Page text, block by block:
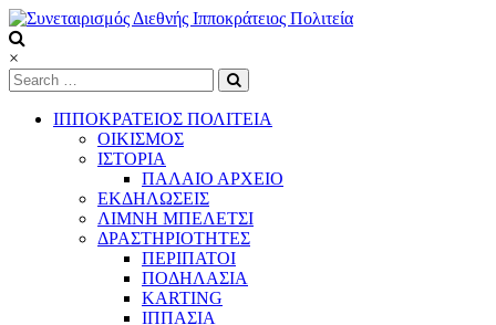
Skip
to
content
Συνεταιρισμός
Διεθνής
Ιπποκράτειος
Πολιτεία
×
ΙΠΠΟΚΡΑΤΕΙΟΣ ΠΟΛΙΤΕΙΑ
ΟΙΚΙΣΜΟΣ
ΙΣΤΟΡΙΑ
ΠΑΛΑΙΟ ΑΡΧΕΙΟ
ΕΚΔΗΛΩΣΕΙΣ
ΛΙΜΝΗ ΜΠΕΛΕΤΣΙ
ΔΡΑΣΤΗΡΙΟΤΗΤΕΣ
ΠΕΡΙΠΑΤΟΙ
ΠΟΔΗΛΑΣΙΑ
KARTING
ΙΠΠΑΣΙΑ